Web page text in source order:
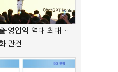
·영업익 역대 최대…
관건